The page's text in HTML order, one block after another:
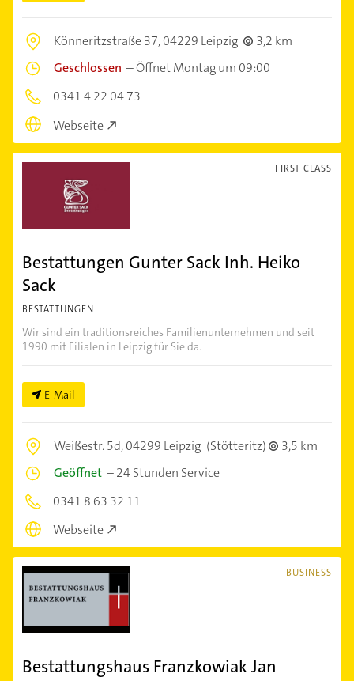
Könneritzstraße 37,04229 Leipzig
3,2 km
Geschlossen –Öffnet Montag um 09:00
0341 4 22 04 73
Webseite
FIRST CLASS
Bestattungen Gunter Sack Inh. Heiko
Sack
BESTATTUNGEN
Wir sind ein traditionsreiches Familienunternehmen und seit
1990 mit Filialen in Leipzig für Sie da.
E-Mail
Weißestr. 5d,04299 Leipzig (Stötteritz)
3,5 km
Geöffnet –24 Stunden Service
0341 8 63 32 11
Webseite
BUSINESS
Bestattungshaus Franzkowiak Jan